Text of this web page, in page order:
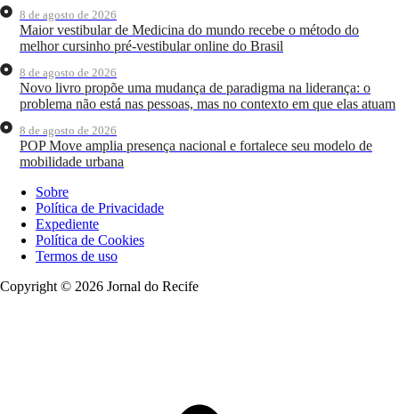
8 de agosto de 2026
Maior vestibular de Medicina do mundo recebe o método do
melhor cursinho pré-vestibular online do Brasil
8 de agosto de 2026
Novo livro propõe uma mudança de paradigma na liderança: o
problema não está nas pessoas, mas no contexto em que elas atuam
8 de agosto de 2026
POP Move amplia presença nacional e fortalece seu modelo de
mobilidade urbana
Sobre
Política de Privacidade
Expediente
Política de Cookies
Termos de uso
Copyright © 2026 Jornal do Recife